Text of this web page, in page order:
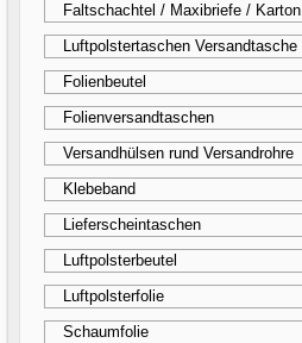
Faltschachtel / Maxibriefe / Karton
Luftpolstertaschen Versandtasche
Folienbeutel
Folienversandtaschen
Versandhülsen rund Versandrohre
Klebeband
Lieferscheintaschen
Luftpolsterbeutel
Luftpolsterfolie
Schaumfolie